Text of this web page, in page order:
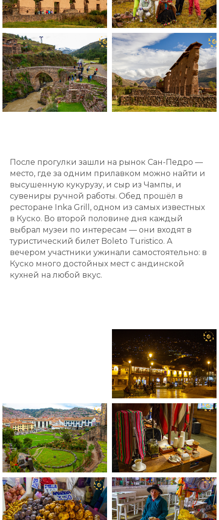
После прогулки зашли на рынок Сан-Педро —
место, где за одним прилавком можно найти и
высушенную кукурузу, и сыр из Чампы, и
сувениры ручной работы. Обед прошёл в
ресторане Inka Grill, одном из самых известных
в Куско. Во второй половине дня каждый
выбрал музеи по интересам — они входят в
туристический билет Boleto Turistico. А
вечером участники ужинали самостоятельно: в
Куско много достойных мест с андинской
кухней на любой вкус.